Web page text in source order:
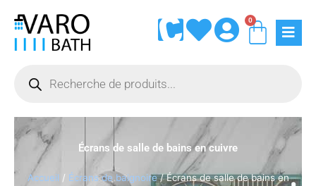
contenu
0
produits
Écrans de salle de bains en cuivre
Accueil / Écrans de baignoire/ Écrans de salle de bains en